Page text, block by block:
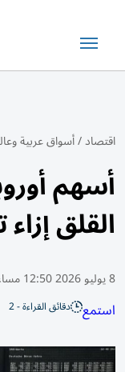
اقتصاد/أسواق عربية
أسهم
القلق
8 يوليو 2026 12:50 مساء
استمع دقائق القراءة - 2